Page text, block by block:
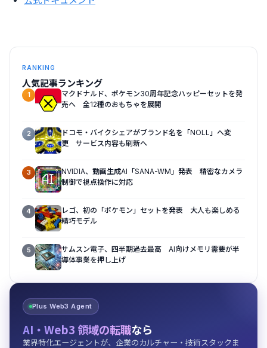
RANKING
人気記事ランキング
1
マクドナルド、ポケモン30周年記念ハッピーセットを発
売へ 全12種のおもちゃを展開
2
ドコモ・バイクシェアがブランド名を「NOLL」へ変
更 サービス内容も刷新へ
3
NVIDIA、動画生成AI「SANA-WM」発表 精密なカメラ
制御で視点操作に対応
4
レゴ、初の「ポケモン」セットを発表 大人も楽しめる
精巧モデル
5
サムスン電子、四半期過去最高 AI向けメモリ需要が半
導体事業を押し上げ
Plus Web3 Agent
AI・Web3 領域の転職なら
業界特化エージェントが、企業のカルチャー・技術スタックま